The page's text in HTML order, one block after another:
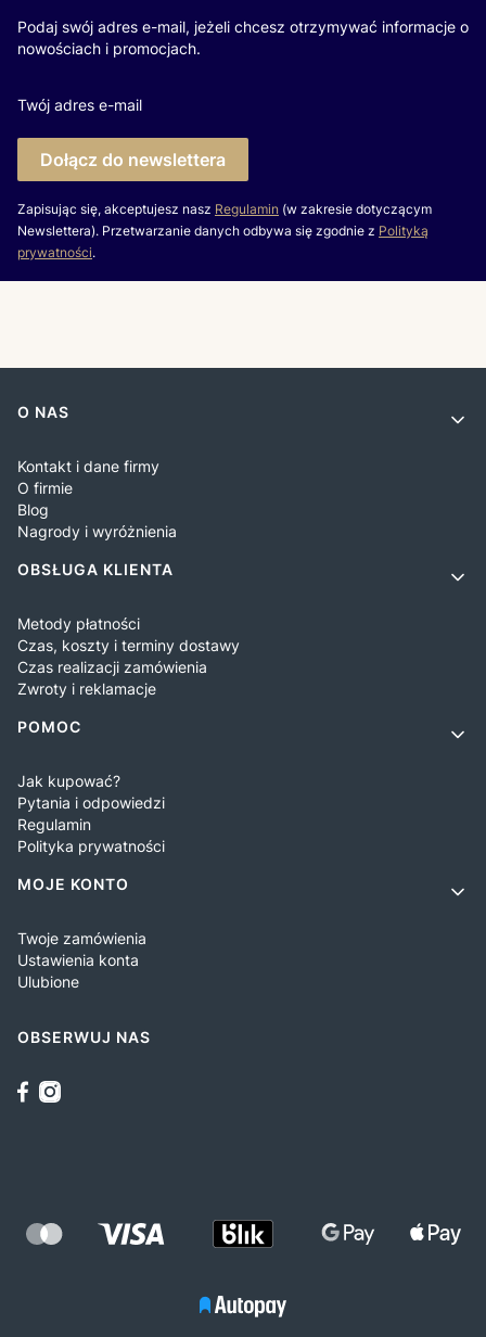
Podaj swój adres e-mail, jeżeli chcesz otrzymywać informacje o
nowościach i promocjach.
Twój adres e-mail
Dołącz do newslettera
Zapisując się, akceptujesz nasz Regulamin (w zakresie dotyczącym
Newslettera). Przetwarzanie danych odbywa się zgodnie z Polityką
prywatności.
Linki w stopce
O NAS
Kontakt i dane firmy
O firmie
Blog
Nagrody i wyróżnienia
OBSŁUGA KLIENTA
Metody płatności
Czas, koszty i terminy dostawy
Czas realizacji zamówienia
Zwroty i reklamacje
POMOC
Jak kupować?
Pytania i odpowiedzi
Regulamin
Polityka prywatności
MOJE KONTO
Twoje zamówienia
Ustawienia konta
Ulubione
OBSERWUJ NAS